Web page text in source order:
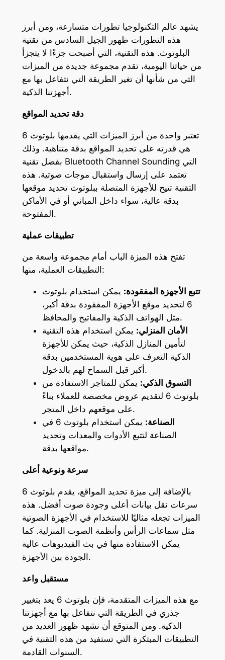
يشهد عالم التكنولوجيا تطورات متسارعة، ومن أبرز
هذه التطورات ظهور الجيل السادس من تقنية
البلوتوث. هذه التقنية، التي أصبحت جزءًا لا يتجزأ
من حياتنا اليومية، تقدم مجموعة جديدة من الميزات
التي من شأنها أن تغير الطريقة التي نتفاعل بها مع
أجهزتنا الذكية.
دقة تحديد المواقع
تعتبر واحدة من أبرز الميزات التي يقدمها بلوتوث 6
هي قدرته على تحديد المواقع بدقة متناهية. وذلك
بفضل تقنية Bluetooth Channel Sounding التي
تعتمد على إرسال واستقبال موجات صوتية. هذه
التقنية تتيح للأجهزة المتصلة ببلوتوث تحديد موقعها
بدقة عالية، سواء داخل المباني أو في الأماكن
المفتوحة.
تطبيقات عملية
تفتح هذه الميزة الباب أمام مجموعة واسعة من
التطبيقات العملية، منها:
تتبع الأجهزة المفقودة: يمكن استخدام بلوتوث
6 لتحديد موقع الأجهزة المفقودة بدقة أكبر،
مثل الهواتف الذكية والمفاتيح والمحافظ.
الأمان المنزلي: يمكن استخدام هذه التقنية
لتأمين المنازل الذكية، حيث يمكن للأجهزة
الذكية التعرف على هوية المستخدمين بدقة
أكبر قبل السماح لهم بالدخول.
التسوق الذكي: يمكن للمتاجر الاستفادة من
بلوتوث 6 لتقديم عروض مخصصة للعملاء بناءً
على موقعهم داخل المتجر.
الصناعة:
يمكن استخدام بلوتوث 6 في
الصناعة لتتبع الأدوات والمعدات وتحديد
مواقعها بدقة.
سرعة ونوعية أعلى
بالإضافة إلى ميزة تحديد المواقع، يقدم بلوتوث 6
سرعات نقل بيانات أعلى وجودة صوت أفضل. هذه
الميزات تجعله مثاليًا للاستخدام في الأجهزة الصوتية
مثل سماعات الرأس وأنظمة الصوت المنزلية. كما
يمكن الاستفادة منها في بث الفيديوهات عالية
الجودة بين الأجهزة.
مستقبل واعد
مع هذه الميزات المتقدمة، فإن بلوتوث 6 يعد بتغيير
جذري في الطريقة التي نتفاعل بها مع أجهزتنا
الذكية. ومن المتوقع أن نشهد ظهور العديد من
التطبيقات المبتكرة التي تستفيد من هذه التقنية في
السنوات القادمة.